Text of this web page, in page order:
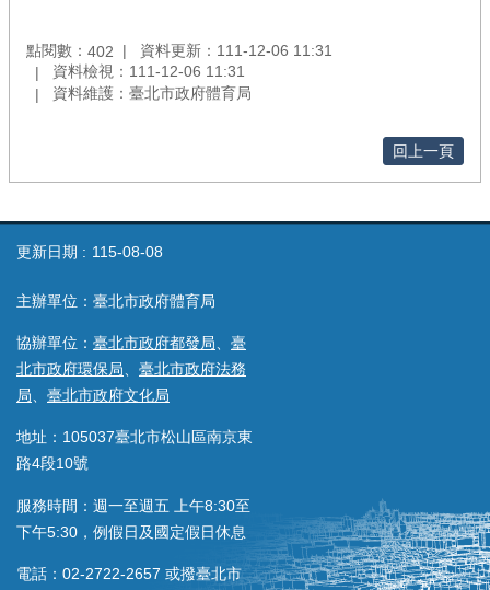
點閱數： 402
資料更新：111-12-06 11:31
資料檢視：111-12-06 11:31
資料維護：臺北市政府體育局
回上一頁
更新日期 115-08-08
主辦單位：臺北市政府體育局
協辦單位： 臺北市政府都發局
臺
北市政府環保局
臺北市政府法務
局
臺北市政府文化局
地址：105037臺北市松山區南京東
路4段10號
服務時間：週一至週五 上午8:30至
下午5:30，例假日及國定假日休息
電話：02-2722-2657 或撥臺北市